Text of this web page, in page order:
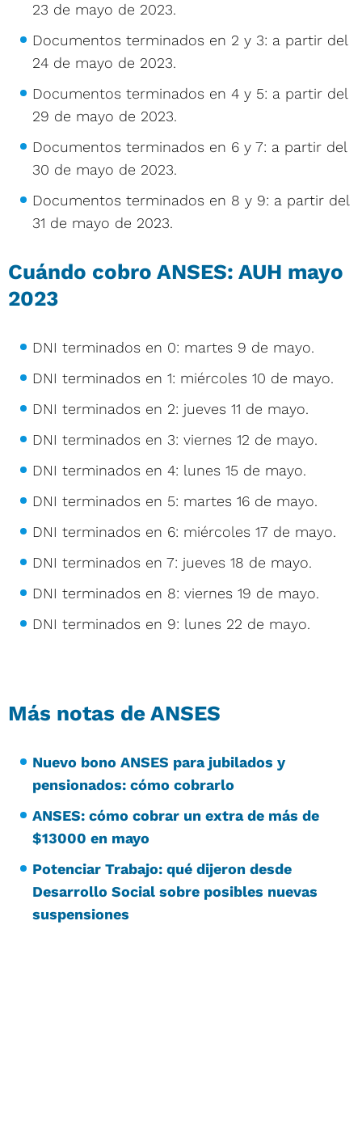
23 de mayo de 2023.
Documentos terminados en 2 y 3: a partir del
24 de mayo de 2023.
Documentos terminados en 4 y 5: a partir del
29 de mayo de 2023.
Documentos terminados en 6 y 7: a partir del
30 de mayo de 2023.
Documentos terminados en 8 y 9: a partir del
31 de mayo de 2023.
Cuándo cobro ANSES: AUH mayo
2023
DNI terminados en 0: martes 9 de mayo.
DNI terminados en 1: miércoles 10 de mayo.
DNI terminados en 2: jueves 11 de mayo.
DNI terminados en 3: viernes 12 de mayo.
DNI terminados en 4: lunes 15 de mayo.
DNI terminados en 5: martes 16 de mayo.
DNI terminados en 6: miércoles 17 de mayo.
DNI terminados en 7: jueves 18 de mayo.
DNI terminados en 8: viernes 19 de mayo.
DNI terminados en 9: lunes 22 de mayo.
Más notas de ANSES
Nuevo bono ANSES para jubilados y
pensionados: cómo cobrarlo
ANSES: cómo cobrar un extra de más de
$13000 en mayo
Potenciar Trabajo: qué dijeron desde
Desarrollo Social sobre posibles nuevas
suspensiones